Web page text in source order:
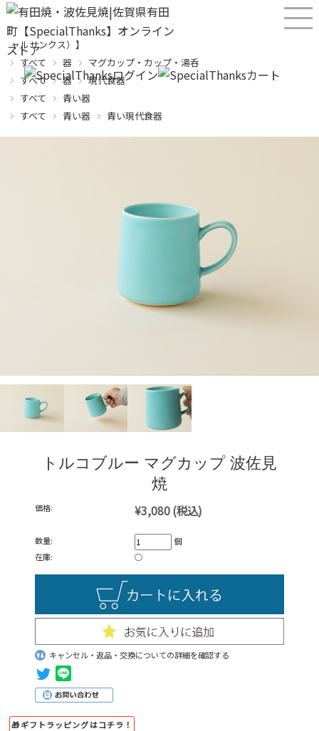
産直！有田焼、波佐見焼オンラインショップ【SPECIALTHANKS（スペシ
ャルサンクス）】
すべて
器
マグカップ・カップ・湯呑
すべて
器
現代食器
すべて
青い器
すべて
青い器 青い現代食器
トルコブルー マグカップ 波佐見
焼
価格: ¥3,080(税込)
数量:
個
在庫:
○
キャンセル・返品・交換についての詳細を確認する
🎁ギフトラッピングはコチラ！